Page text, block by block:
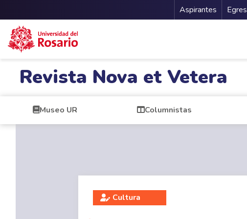
Menu
Aspirantes
Revista Nova et Vetera
Museo UR Columnistas
Cultura